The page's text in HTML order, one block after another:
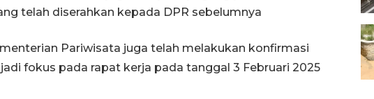
telah diserahkan kepada DPR sebelumnya
Pariwisata juga telah melakukan konfirmasi
fokus pada rapat kerja pada tanggal 3 Februari 2025